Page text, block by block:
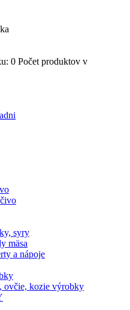
0 Počet produktov v
syry
mäsa
a nápoje
ovčie, kozie výrobky